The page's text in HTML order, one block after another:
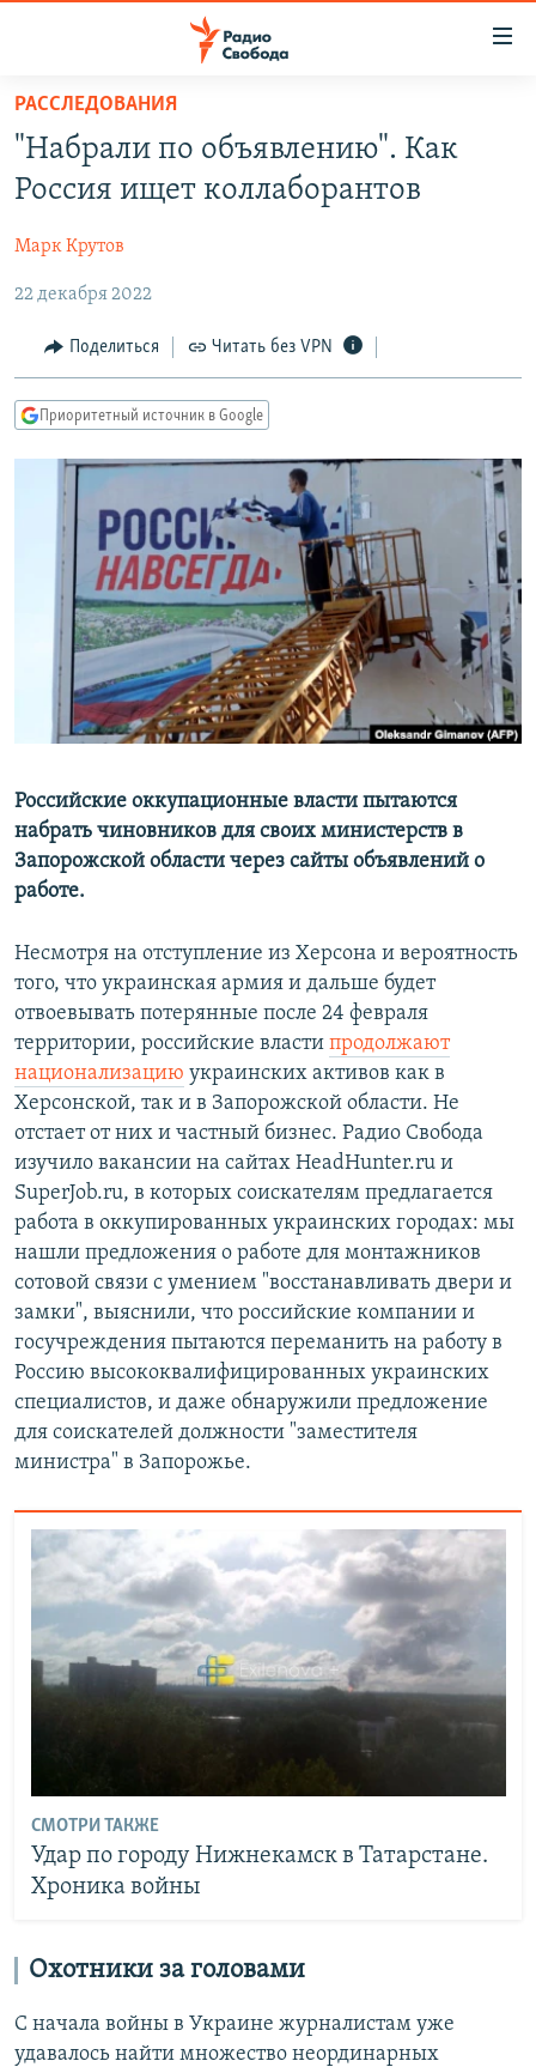
упрощенного
доступа
Вернуться
основному
Вернутся
главной
навигации
Вернутся
поиску
ПРОГРАММЫ
ПОДКАСТЫ
ЦИТАТЫ СВОБОДЫ
МНЕНИЯ
КУЛЬТУРА
IDEL.РЕАЛИИ
КАВКАЗ.РЕАЛИИ
СЕВЕР.РЕАЛИИ
СИБИРЬ.РЕАЛИИ
РАСПИСАНИЕ ВЕЩАНИЯ
ПОДПИШИТЕСЬ НА РАССЫЛКУ
СОЦИАЛЬНЫЕ СЕТИ
Все сайты РСЕ/РС
РАССЛЕДОВАНИЯ
"Набрали по объявлению". Как
Россия ищет коллаборантов
Марк Крутов
22 декабря 2022
Поделиться Читать без VPN
Приоритетный источник в Google
Российские оккупационные власти пытаются
набрать чиновников для своих министерств в
Запорожской области через сайты объявлений о
работе.
Несмотря на отступление из Херсона и вероятность
того, что украинская армия и дальше будет
отвоевывать потерянные после 24 февраля
территории, российские власти продолжают
национализацию украинских активов как в
Херсонской, так и в Запорожской области. Не
отстает от них и частный бизнес. Радио Свобода
изучило вакансии на сайтах HeadHunter.ru и
SuperJob.ru, в которых соискателям предлагается
работа в оккупированных украинских городах: мы
нашли предложения о работе для монтажников
сотовой связи с умением "восстанавливать двери и
замки", выяснили, что российские компании и
госучреждения пытаются переманить на работу в
Россию высококвалифицированных украинских
специалистов, и даже обнаружили предложение
для соискателей должности "заместителя
министра" в Запорожье.
СМОТРИ ТАКЖЕ
Удар по городу Нижнекамск в Татарстане.
Хроника войны
Охотники за головами
С начала войны в Украине журналистам уже
удавалось найти множество неординарных